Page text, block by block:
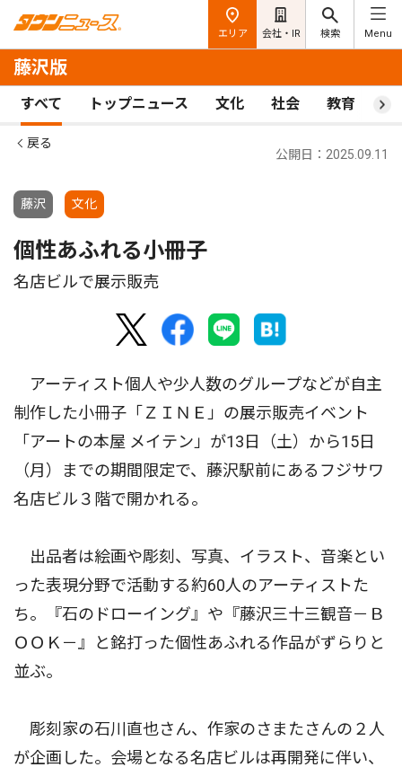
エリア 会社・IR 検索 Menu
藤沢版
すべて トップニュース 文化 社会 教育 ス
戻る
藤沢 文化
公開日：2025.09.11
個性あふれる小冊子
名店ビルで展示販売
アーティスト個人や少人数のグループなどが自主
制作した小冊子「ＺＩＮＥ」の展示販売イベント
「アートの本屋 メイテン」が13日（土）から15日
（月）までの期間限定で、藤沢駅前にあるフジサワ
名店ビル３階で開かれる。
出品者は絵画や彫刻、写真、イラスト、音楽とい
った表現分野で活動する約60人のアーティストた
ち。『石のドローイング』や『藤沢三十三観音－Ｂ
ＯＯＫ－』と銘打った個性あふれる作品がずらりと
並ぶ。
彫刻家の石川直也さん、作家のさまたさんの２人
が企画した。会場となる名店ビルは再開発に伴い、